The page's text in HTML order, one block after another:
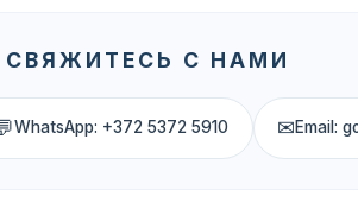
С НАМИ
WhatsApp: +372 5372 5910 ✉Email: